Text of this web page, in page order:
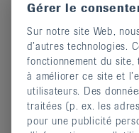
maintenant !
02 octobre 2025
Invitation au
continuer
Gérer le
Sur notre site Web,
d’autres technologies.
fonctionnement du site,
à améliorer ce site et
utilisateurs. Des
traitées (p. ex. les
pour une publicité